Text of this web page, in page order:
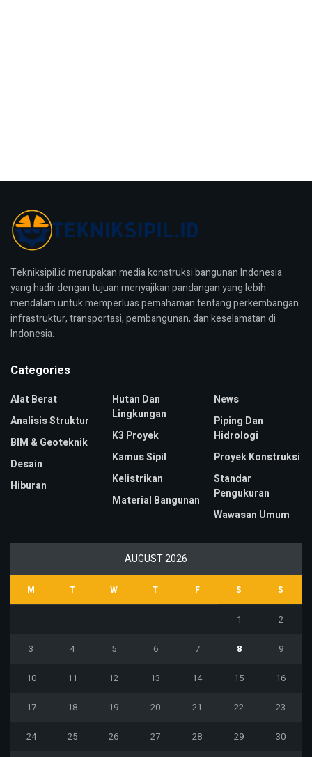
Tekniksipil.id merupakan media konstruksi bangunan Indonesia
yang hadir dengan tujuan menyajikan pandangan yang lebih
mendalam untuk memperluas pemahaman tentang perkembangan
infrastruktur, transportasi, pembangunan, dan keselamatan di
Indonesia.
Categories
Alat Berat
Analisis Struktur
BIM & Geoteknik
Desain
Hiburan
Hutan Dan
Lingkungan
K3 Proyek
Kamus Sipil
Kelistrikan
Material Bangunan
News
Piping Dan
Hidrologi
Proyek Konstruksi
Standar
Pengukuran
Wawasan Umum
AUGUST 2026
M T W T F S S
1 2
3 4 5 6 7 8 9
10 11 12 13 14 15 16
17 18 19 20 21 22 23
24 25 26 27 28 29 30